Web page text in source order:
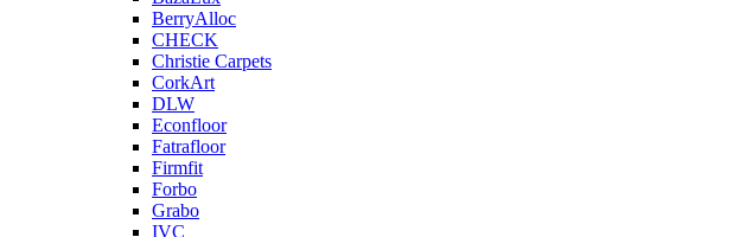
BerryAlloc
CHECK
Christie Carpets
CorkArt
DLW
Econfloor
Fatrafloor
Firmfit
Forbo
Grabo
IVC